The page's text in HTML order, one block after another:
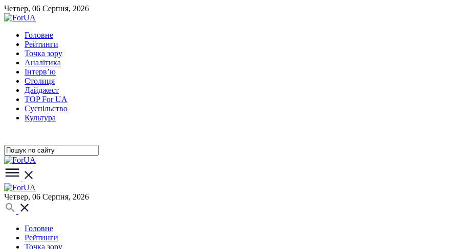
Четвер, 06 Серпня, 2026
Головне
Рейтинги
Точка зору
Аналітика
Інтерв’ю
Столиця
Дайджест
TOP For UA
Суспiльство
Культура
Четвер, 06 Серпня, 2026
Головне
Рейтинги
Точка зору